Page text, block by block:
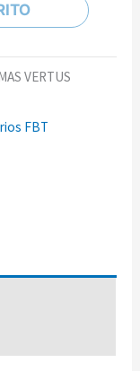
VERTUS
FBT